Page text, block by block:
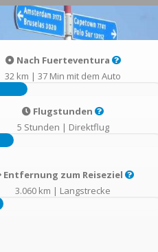
Nach Fuerteventura
32 km |37 Min mit dem Auto
Flugstunden
5 Stunden | Direktflug
Entfernung zum Reiseziel
3.060 km | Langstrecke